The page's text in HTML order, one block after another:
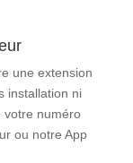
une extension
installation ni
votre numéro
ou notre App